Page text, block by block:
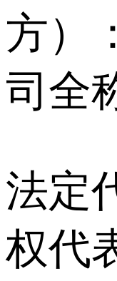
方）
司全
法定
权代